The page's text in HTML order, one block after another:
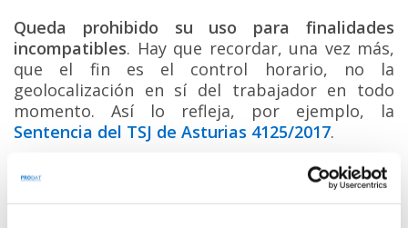
Queda prohibido su uso para finalidades
incompatibles. Hay que recordar, una vez más,
que el fin es el control horario, no la
geolocalización en sí del trabajador en todo
momento. Así lo refleja, por ejemplo, la
Sentencia del TSJ de Asturias 4125/2017.
La dificultad definitiva: uso de dispositivos
personales y geolocalización